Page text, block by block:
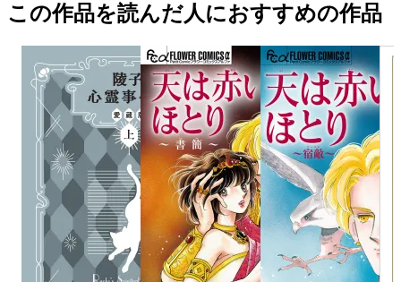
この作品を読んだ人におすすめの作品